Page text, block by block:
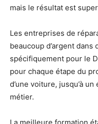
mais le résultat est
Les entreprises de
beaucoup d’argent
spécifiquement pour le
pour chaque étape du
d’une voiture, jusqu’à
métier.
La meilleure formation